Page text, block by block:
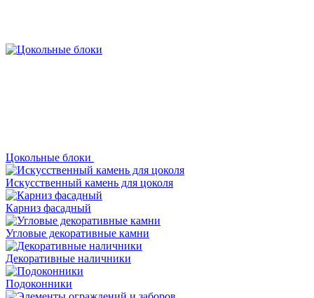
Цокольные блоки
Искусственный камень для цоколя
Карниз фасадный
Угловые декоративные камни
Декоративные наличники
Подоконники